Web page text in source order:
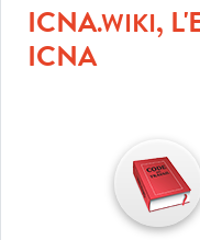
ICNA.WIKI,
ICNA